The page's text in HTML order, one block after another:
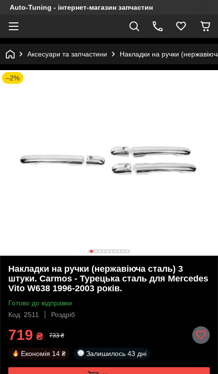
Auto-Tuning - інтернет-магазин запчастин
Аксесуари та запчастини Накладки на ручки
–2%
Накладки на ручки (нержавіюча сталь) 3
штуки. Carmos - Турецька сталь для Mercedes
Vito W638 1996-2003 років.
Готово до відправки
Код: 2511
Роздріб
719 ₴ 733 ₴
Економія 14 ₴ Залишилось 43 дні